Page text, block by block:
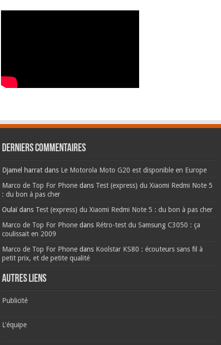
Derniers commentaires
Djamel harrat dans Le Motorola Moto G20 est disponible en Europe
Marco de Top For Phone dans Test (express) du Xiaomi Redmi Note 5
: du bon à pas cher
Oulaïdans Test (express) du Xiaomi Redmi Note 5 : du bon à pas cher
Marco de Top For Phone dans Rétro-test du Samsung C3050 : ça
coulissait en 2009
Marco de Top For Phone dans Koolstar KS80 : écouteurs sans fil à
petit prix, et de petite qualité
AUTRES LIENS
Publicité
L'équipe